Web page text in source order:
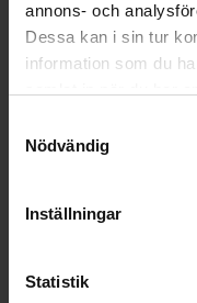
annons- och
Dessa kan i sin tur
information som du
Nödvändig
Inställningar
Statistik
Dekoration
Berghoff